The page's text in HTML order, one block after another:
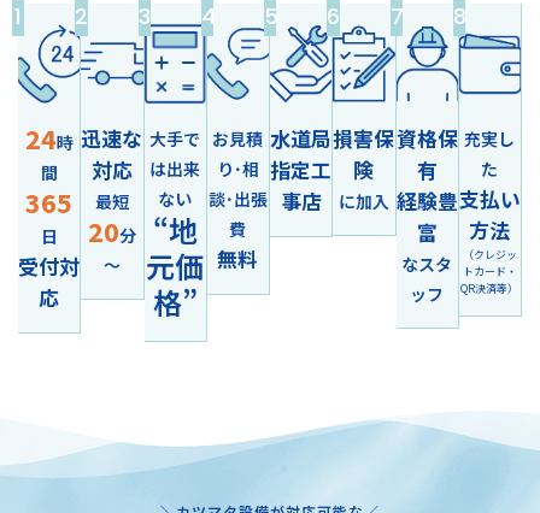
1
24時
間
365
日
受付対
応
2
迅速な
対応
最短
20分
～
3
大手で
は出来
ない
“地
元価
格”
4
お見積
り･相
談･出張
費
無料
5
水道局
指定工
事店
6
損害保
険
に加入
7
資格保
有
経験豊
富
なスタ
ッフ
8
充実し
た
支払い
方法
（クレジッ
トカード・
QR決済等）